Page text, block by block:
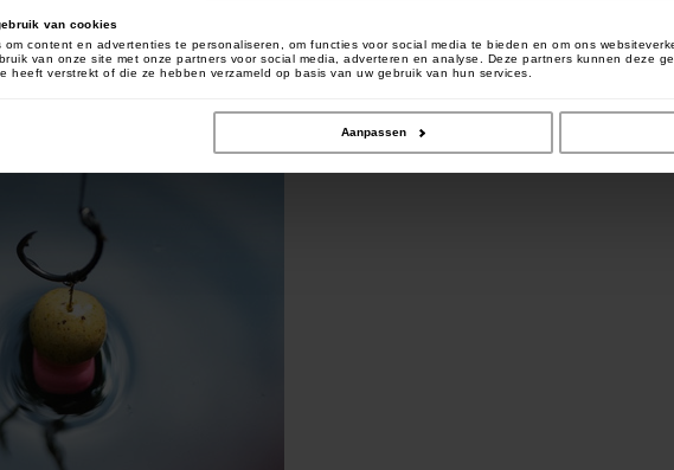
van cookies
om content en advertenties te personaliseren, om functies voor social media te bieden en om ons
van onze site met onze partners voor social media, adverteren en analyse. Deze partners kunnen deze
heeft verstrekt of die ze hebben verzameld op basis van uw gebruik van hun services.
Aanpassen